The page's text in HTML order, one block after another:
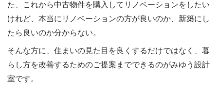
た、これから中古物件を購入してリノベーションをしたい
けれど、本当にリノベーションの方が良いのか、新築にし
たら良いのか分からない。
そんな方に、住まいの見た目を良くするだけではなく、暮
らし方を改善するためのご提案までできるのがみゆう設計
室です。